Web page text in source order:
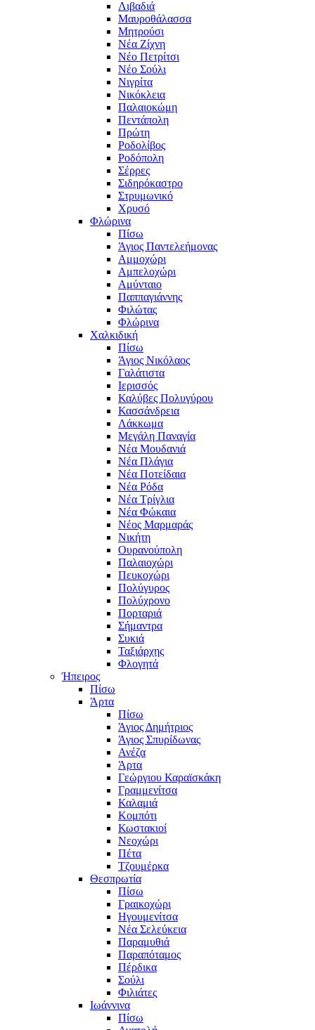
Λιβαδιά
Μαυροθάλασσα
Μητρούσι
Νέα Ζίχνη
Νέο Πετρίτσι
Νέο Σούλι
Νιγρίτα
Νικόκλεια
Παλαιοκώμη
Πεντάπολη
Πρώτη
Ροδολίβος
Ροδόπολη
Σέρρες
Σιδηρόκαστρο
Στρυμωνικό
Χρυσό
Φλώρινα
Πίσω
Άγιος Παντελεήμονας
Αμμοχώρι
Αμπελοχώρι
Αμύνταιο
Παππαγιάννης
Φιλώτας
Φλώρινα
Χαλκιδική
Πίσω
Άγιος Νικόλαος
Γαλάτιστα
Ιερισσός
Καλύβες Πολυγύρου
Κασσάνδρεια
Λάκκωμα
Μεγάλη Παναγία
Νέα Μουδανιά
Νέα Πλάγια
Νέα Ποτείδαια
Νέα Ρόδα
Νέα Τρίγλια
Νέα Φώκαια
Νέος Μαρμαράς
Νικήτη
Ουρανούπολη
Παλαιοχώρι
Πευκοχώρι
Πολύγυρος
Πολύχρονο
Πορταριά
Σήμαντρα
Συκιά
Ταξιάρχης
Φλογητά
Ήπειρος
Πίσω
Άρτα
Πίσω
Άγιος Δημήτριος
Άγιος Σπυρίδωνας
Ανέζα
Άρτα
Γεώργιου Καραϊσκάκη
Γραμμενίτσα
Καλαμιά
Κομπότι
Κωστακιοί
Νεοχώρι
Πέτα
Τζουμέρκα
Θεσπρωτία
Πίσω
Γραικοχώρι
Ηγουμενίτσα
Νέα Σελεύκεια
Παραμυθιά
Παραπόταμος
Πέρδικα
Σούλι
Φιλιάτες
Ιωάννινα
Πίσω